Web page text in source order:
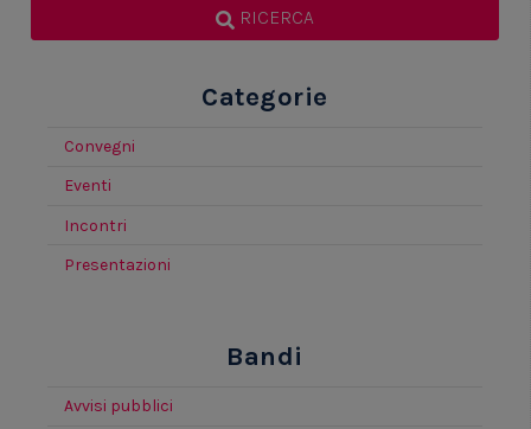
RICERCA
Categorie
Convegni
Eventi
Incontri
Presentazioni
Bandi
Avvisi pubblici